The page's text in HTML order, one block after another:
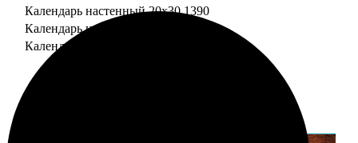
Календарь настенный 20х30 1390
Календарь настенный 30х30
Календарь настенный 30х40